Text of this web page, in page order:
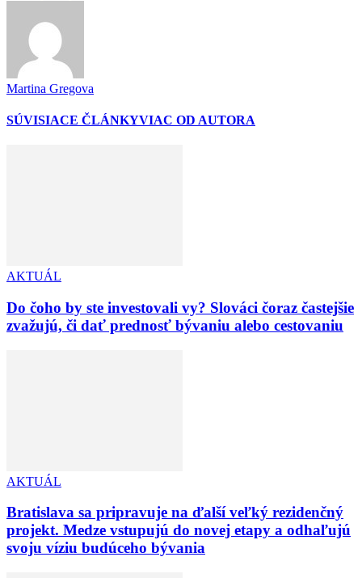
Martina Gregova
SÚVISIACE ČLÁNKYVIAC OD AUTORA
AKTUÁL
Do čoho by ste investovali vy? Slováci čoraz častejšie
zvažujú, či dať prednosť bývaniu alebo cestovaniu
AKTUÁL
Bratislava sa pripravuje na ďalší veľký rezidenčný
projekt. Medze vstupujú do novej etapy a odhaľujú
svoju víziu budúceho bývania